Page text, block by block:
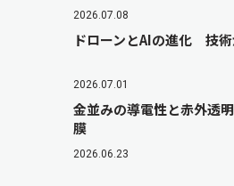
2026.07.08
ドローンとAIの進化 技
2026.07.01
金並みの導電性と赤外透
膜
2026.06.23